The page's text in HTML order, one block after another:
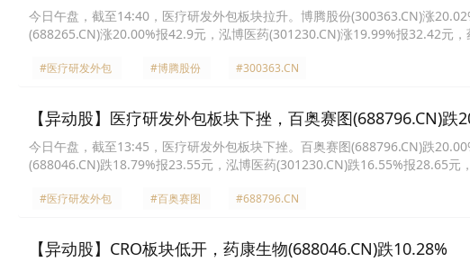
今日午盘，截至14:40，医疗研发外包板块拉升。博腾股份(300363.CN)涨
(688265.CN)涨20.00%报42.9元，泓博医药(301230.CN)涨19.99%报32.42元
#医疗研发外包 #博腾股份 #300363.CN
【异动股】医疗研发外包板块下挫，百奥赛图(688796.CN)跌
今日午盘，截至13:45，医疗研发外包板块下挫。百奥赛图(688796.CN)跌
(688046.CN)跌18.79%报23.55元，泓博医药(301230.CN)跌16.55%报28.65
#医疗研发外包 #百奥赛图 #688796.CN
【异动股】CRO板块低开，药康生物(688046.CN)跌10.28%